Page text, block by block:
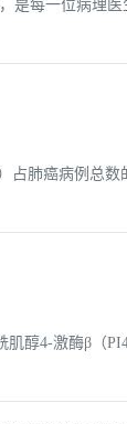
每一位病理
肺癌病例总
醇4-激酶β（